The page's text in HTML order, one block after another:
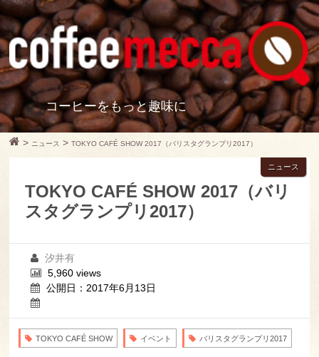
コーヒーをもっと趣味に
> ニュース >TOKYO CAFÉ SHOW 2017（バリスタグランプリ2017）
TOKYO CAFÉ SHOW 2017（バリ
スタグランプリ2017）
ニュース
汐井有
5,960 views
公開日：2017年6月13日
TOKYO CAFÉ SHOW イベント バリスタグランプリ2017